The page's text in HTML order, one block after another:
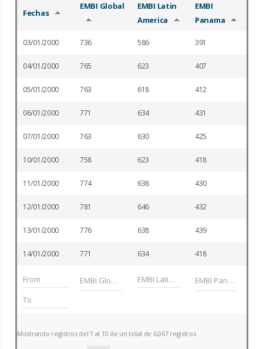
Fechas
EMBI Global
EMBI Latin
America
EMBI
Panama
03/01/2000 736 586 391
04/01/2000 765 623 407
05/01/2000 763 618 412
06/01/2000 771 634 431
07/01/2000 763 630 425
10/01/2000 758 623 418
11/01/2000 774 638 430
12/01/2000 781 646 432
13/01/2000 776 638 439
14/01/2000 771 634 418
Mostrando registros del 1 al 10 de un total de 6,067 registros